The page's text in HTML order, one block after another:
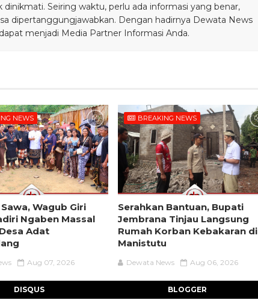
dinikmati. Seiring waktu, perlu ada informasi yang benar,
dipertanggungjawabkan. Dengan hadirnya Dewata News
menjadi Media Partner Informasi Anda.
NEWS
Wagub Giri
Ngaben Massal
Adat
Aug 07, 2026
BREAKING NEWS
Serahkan Bantuan, Bupati
Jembrana Tinjau Langsung
Rumah Korban Kebakaran di
Manistutu
Dewata News Aug 06, 2026
DISQUS BLOGGER